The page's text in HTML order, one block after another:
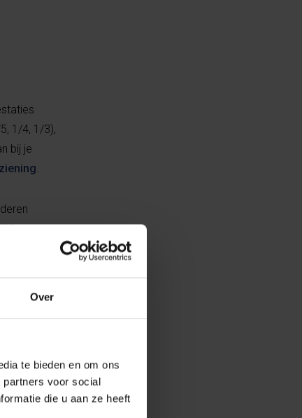
Over
te bieden en om ons
partners voor social
die u aan ze heeft
1/4, 1/3),
bij je
.
om een
op